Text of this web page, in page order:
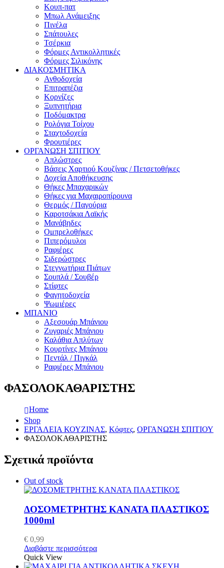
Κουπ-πατ
Μπωλ Ανάμειξης
Πινέλα
Σπάτουλες
Τσέρκια
Φόρμες Αντικολλητικές
Φόρμες Σιλικόνης
ΔΙΑΚΟΣΜΗΤΙΚΑ
Ανθοδοχεία
Επιτραπέζια
Κορνίζες
Ξυπνητήρια
Ποδόμακτρα
Ρολόγια Τοίχου
Σταχτοδοχεία
Φρουτιέρες
ΟΡΓΑΝΩΣΗ ΣΠΙΤΙΟΥ
Απλώστρες
Βάσεις Χαρτιού Κουζίνας / Πετσετοθήκες
Δοχεία Αποθήκευσης
Θήκες Μπαχαρικών
Θήκες για Μαχαιροπίρουνα
Θερμός / Παγούρια
Καροτσάκια Λαϊκής
Μανάβηδες
Ομπρελοθήκες
Πιπερόμυλοι
Ραφιέρες
Σιδερώστρες
Στεγνωτήρια Πιάτων
Σουπλά / Σουβέρ
Στίφτες
Φαγητοδοχεία
Ψωμιέρες
ΜΠΑΝΙΟ
Αξεσουάρ Μπάνιου
Ζυγαριές Μπάνιου
Καλάθια Απλύτων
Κουρτίνες Μπάνιου
Πεντάλ / Πιγκάλ
Ραφιέρες Μπάνιου
ΦΑΣΟΛΟΚΑΘΑΡΙΣΤΗΣ
Home
Shop
ΕΡΓΑΛΕΙΑ ΚΟΥΖΙΝΑΣ, Κόφτες, ΟΡΓΑΝΩΣΗ ΣΠΙΤΙΟΥ
ΦΑΣΟΛΟΚΑΘΑΡΙΣΤΗΣ
Σχετικά προϊόντα
Out of stock
ΔΟΣΟΜΕΤΡΗΤΗΣ ΚΑΝΑΤΑ ΠΛΑΣΤΙΚΟΣ
1000ml
€ 0,99
Διαβάστε περισσότερα
Quick View